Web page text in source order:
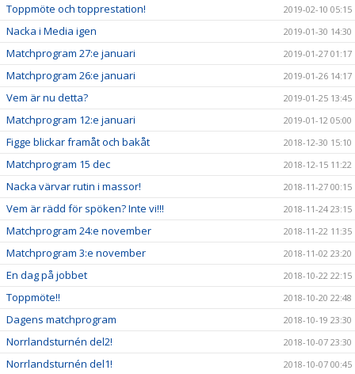
Toppmöte och topprestation! 2019-02-10 05:15
Nacka i Media igen 2019-01-30 14:30
Matchprogram 27:e januari 2019-01-27 01:17
Matchprogram 26:e januari 2019-01-26 14:17
Vem är nu detta? 2019-01-25 13:45
Matchprogram 12:e januari 2019-01-12 05:00
Figge blickar framåt och bakåt 2018-12-30 15:10
Matchprogram 15 dec 2018-12-15 11:22
Nacka värvar rutin i massor! 2018-11-27 00:15
Vem är rädd för spöken? Inte vi!!! 2018-11-24 23:15
Matchprogram 24:e november 2018-11-22 11:35
Matchprogram 3:e november 2018-11-02 23:20
En dag på jobbet 2018-10-22 22:15
Toppmöte!! 2018-10-20 22:48
Dagens matchprogram 2018-10-19 23:30
Norrlandsturnén del2! 2018-10-07 23:30
Norrlandsturnén del1! 2018-10-07 00:45